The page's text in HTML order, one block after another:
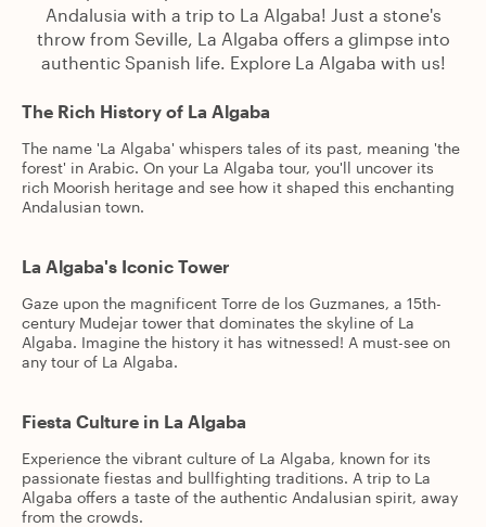
Andalusia with a trip to La Algaba! Just a stone's
throw from Seville, La Algaba offers a glimpse into
authentic Spanish life. Explore La Algaba with us!
The Rich History of La Algaba
The name 'La Algaba' whispers tales of its past, meaning 'the
forest' in Arabic. On your La Algaba tour, you'll uncover its
rich Moorish heritage and see how it shaped this enchanting
Andalusian town.
La Algaba's Iconic Tower
Gaze upon the magnificent Torre de los Guzmanes, a 15th-
century Mudejar tower that dominates the skyline of La
Algaba. Imagine the history it has witnessed! A must-see on
any tour of La Algaba.
Fiesta Culture in La Algaba
Experience the vibrant culture of La Algaba, known for its
passionate fiestas and bullfighting traditions. A trip to La
Algaba offers a taste of the authentic Andalusian spirit, away
from the crowds.